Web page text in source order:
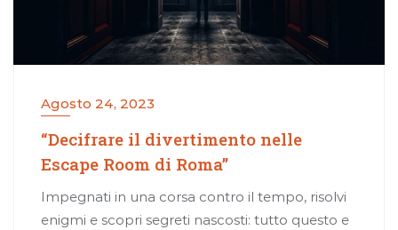
Agosto 24, 2023
“Decifrare il divertimento nelle
Escape Room di Roma”
Impegnati in una corsa contro il tempo, risolvi
enigmi e scopri segreti nascosti: tutto questo e